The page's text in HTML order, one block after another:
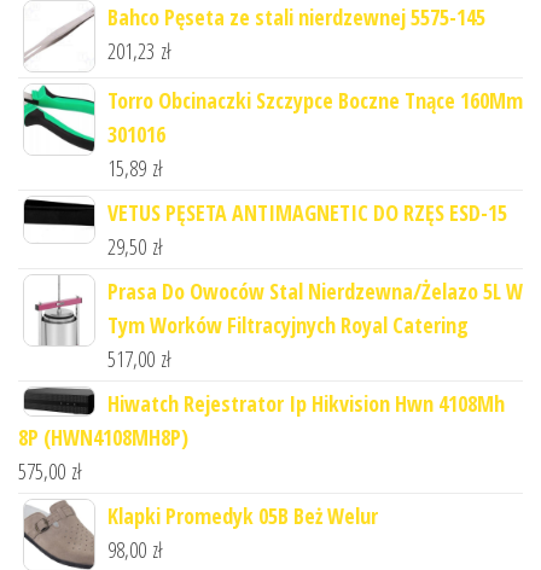
Bahco Pęseta ze stali nierdzewnej 5575-145
201,23 zł
Torro Obcinaczki Szczypce Boczne Tnące 160Mm
301016
15,89 zł
VETUS PĘSETA ANTIMAGNETIC DO RZĘS ESD-15
29,50 zł
Prasa Do Owoców Stal Nierdzewna/Żelazo 5L W
Tym Worków Filtracyjnych Royal Catering
517,00 zł
Hiwatch Rejestrator Ip Hikvision Hwn 4108Mh
8P (HWN4108MH8P)
575,00 zł
Klapki Promedyk 05B Beż Welur
98,00 zł